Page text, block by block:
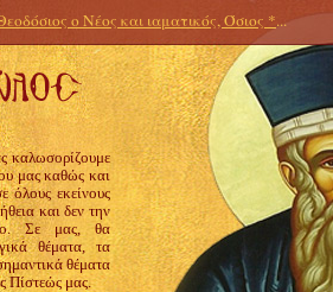
ο Νέος και ιαματικός, Όσιος *...
καλωσορίζουμε
μας καθώς και
όλους εκείνους
και δεν την
Σε μας, θα
θέματα, τα
θέματα
Πίστεώς μας.